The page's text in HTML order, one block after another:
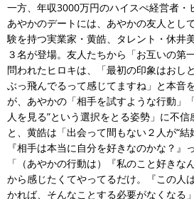
一方、年収3000万円のハイスぺ経営者・
あやかのデートには、あやかの友人とし
験を持つ実業家・黄皓、タレント・休井
３名が登場。友人たちから「お互いの第
問われたヒロキは、「最初の印象はおし
ぶっ飛んでるって感じてますね」と本音
が、あやかの「相手を試すような行動」
人を見る”という選択をとる姿勢」に不
と、黄皓は「出会って間もない２人が“結
『相手は本当に自分を好きなのかな？』
「（あやかの行動は）『私のこと好きな
から感じたくてやってるだけ。『この人
かれば、そんなことする必要がなくなる